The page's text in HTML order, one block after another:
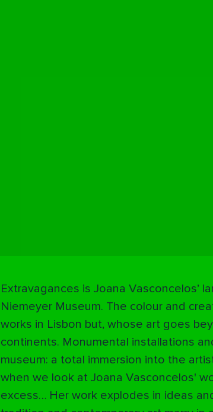
Extravagances is Joana Vasconcelos’
Niemeyer Museum. The colour and
works in Lisbon but, whose art goes
continents. Monumental installations
museum: a total immersion into the
when we look at Joana Vasconcelos'
excess… Her work explodes in ideas